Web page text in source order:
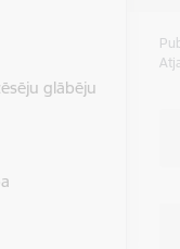
glābēju